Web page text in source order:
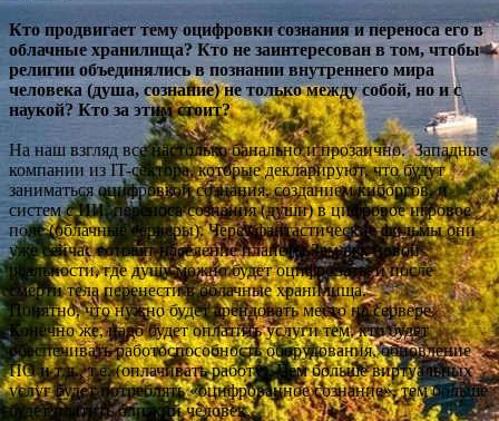
Кто продвигает тему оцифровки сознания и переноса его в
облачные хранилища? Кто не заинтересован в том, чтобы
религии объединялись в познании внутреннего мира
человека (душа, сознание) не только между собой, но и с
наукой? Кто за этим стоит?
На наш взгляд все настолько банально и прозаично. Западные
компании из IT-сектора, которые декларируют, что будут
заниматься оцифровкой сознания, созданием киборгов, и
систем с ИИ, переноса сознания (души) в цифровое игровое
поле (облачные серверы). Через фантастические фильмы они
уже сейчас готовят население планеты Земля к новой
реальности, где душу можно будет оцифровать, и после
смерти тела перенести в облачные хранилища.
Понятно, что нужно будет арендовать место на сервере.
Конечно же, надо будет оплатить услуги тем, кто будет
обеспечивать работоспособность оборудования, обновление
ПО и т.д., т.е. (оплачивать работу). Чем больше виртуальных
услуг будет потреблять «оцифрованное сознание», тем больше
будет платить близкий человек.